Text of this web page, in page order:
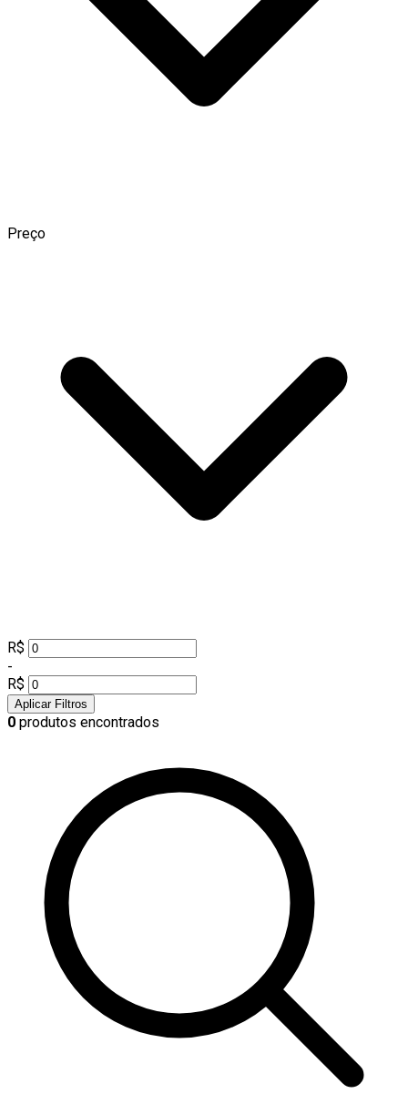
Preço
R$
-
R$
Aplicar Filtros
0 produtos encontrados